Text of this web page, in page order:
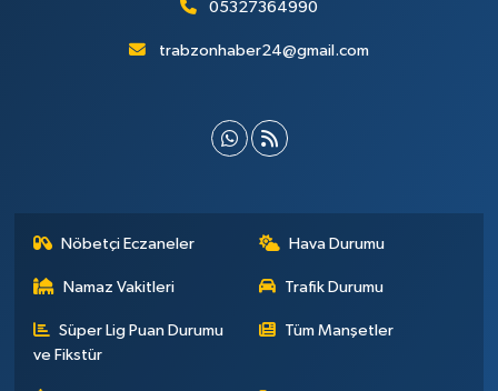
05327364990
trabzonhaber24@gmail.com
Nöbetçi Eczaneler Hava Durumu
Namaz Vakitleri Trafik Durumu
Süper Lig Puan Durumu
ve Fikstür
Tüm Manşetler